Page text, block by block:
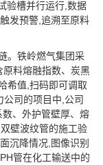
验槽并行运行,数据
发预警,追溯至原料
铁岭燃气集团采
原料熔融指数、炭黑
希值,扫码即可调取
公司的项目中,公司
、外护管壁厚、熔
壁波纹管的施工验
沉降情况,图像识别
管在化工输送中的